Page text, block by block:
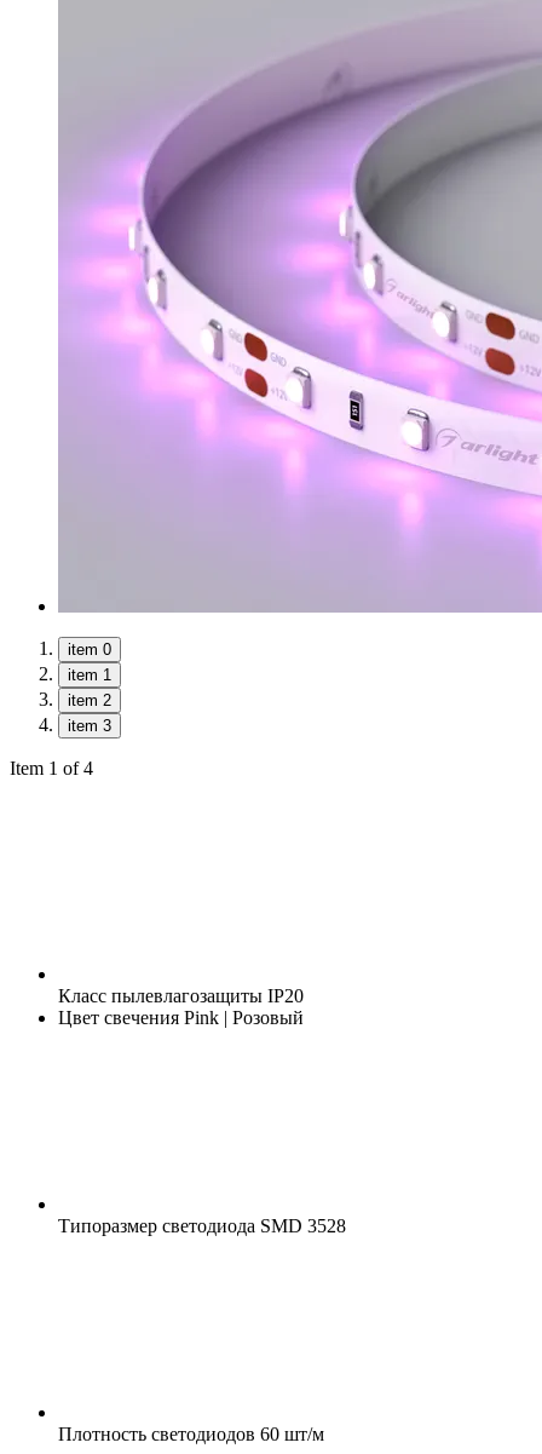
item 0
item 1
item 2
item 3
Item 1 of 4
Класс пылевлагозащиты IP20
Цвет свечения Pink | Розовый
Типоразмер светодиода SMD 3528
Плотность светодиодов 60 шт/м